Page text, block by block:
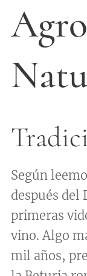
Según
después del
primeras
vino. Algo
mil años,